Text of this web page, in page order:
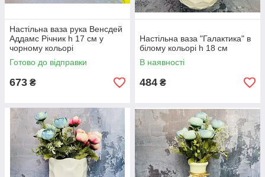
Настільна ваза рука Венсдей
Аддамс Річник h 17 см у
чорному кольорі
Готово до відправки
673 ₴
Настільна ваза "Галактика" в
білому кольорі h 18 см
В наявності
484 ₴